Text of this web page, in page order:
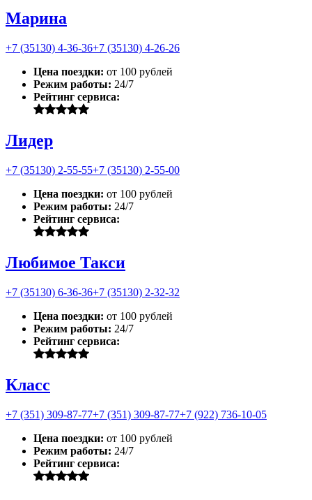
Марина
+7 (35130) 4-36-36+7 (35130) 4-26-26
Цена поездки: от 100 рублей
Режим работы: 24/7
Рейтинг сервиса:
Лидер
+7 (35130) 2-55-55+7 (35130) 2-55-00
Цена поездки: от 100 рублей
Режим работы: 24/7
Рейтинг сервиса:
Любимое Такси
+7 (35130) 6-36-36+7 (35130) 2-32-32
Цена поездки: от 100 рублей
Режим работы: 24/7
Рейтинг сервиса:
Класс
+7 (351) 309-87-77+7 (351) 309-87-77+7 (922) 736-10-05
Цена поездки: от 100 рублей
Режим работы: 24/7
Рейтинг сервиса: